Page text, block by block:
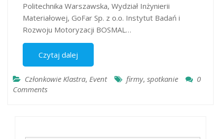
Politechnika Warszawska, Wydział Inżynierii
Materiałowej, GoFar Sp. z o.o. Instytut Badań i
Rozwoju Motoryzacji BOSMAL…
Czytaj dalej
Członkowie Klastra, Event firmy, spotkanie
0
Comments